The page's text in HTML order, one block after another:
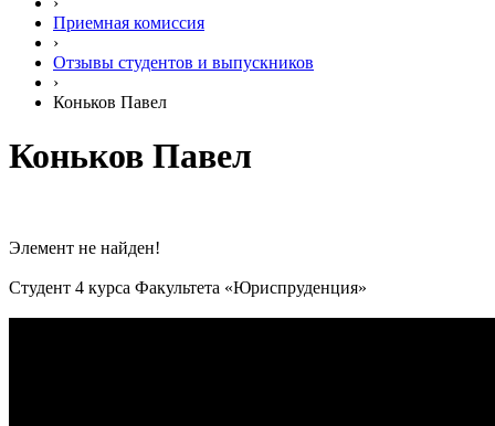
Приемная комиссия
›
Отзывы студентов и выпускников
›
Коньков Павел
Коньков Павел
Элемент не найден!
Студент 4 курса Факультета «Юриспруденция»